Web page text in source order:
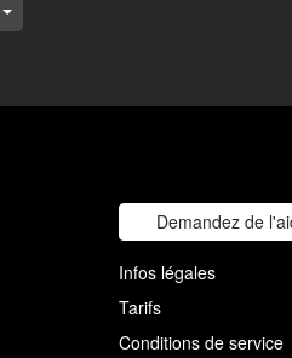
Demandez de
Infos légales
Tarifs
Conditions de service